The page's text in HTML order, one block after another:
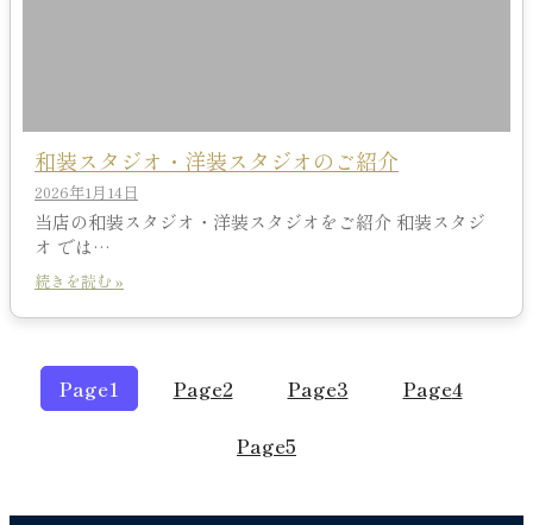
和装スタジオ・洋装スタジオのご紹介
2026年1月14日
当店の和装スタジオ・洋装スタジオをご紹介 和装スタジ
オ では…
続きを読む »
Page1 Page2 Page3 Page4
Page5